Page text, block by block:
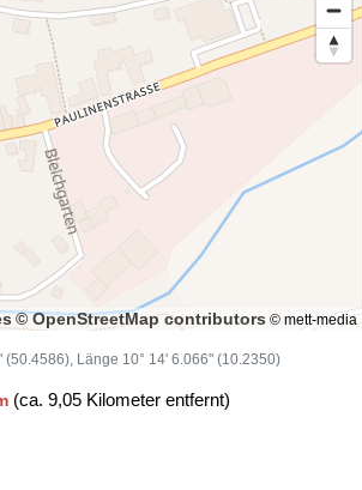
© OpenStreetMap contributors © mett-media
(50.4586), Länge 10° 14' 6.066" (10.2350)
(ca. 9,05 Kilometer entfernt)